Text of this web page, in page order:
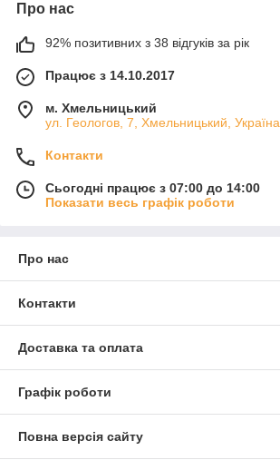
Про нас
92% позитивних з 38 відгуків за рік
Працює з 14.10.2017
м. Хмельницький
ул. Геологов, 7, Хмельницький, Україна
Контакти
Сьогодні працює з 07:00 до 14:00
Показати весь графік роботи
Про нас
Контакти
Доставка та оплата
Графік роботи
Повна версія сайту